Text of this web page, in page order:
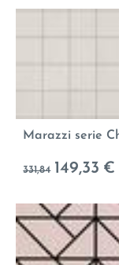
Marazzi serie
331,84 149,33 €